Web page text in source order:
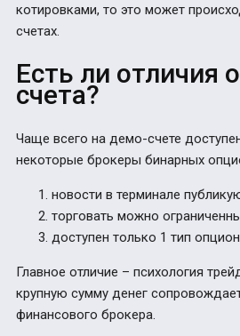
котировками, то это может
счетах.
Есть ли отличия
счета?
Чаще всего на демо-счете
некоторые брокеры бинарных
новости в терминале
торговать можно
доступен только 1 тип
Главное отличие – психология
крупную сумму денег
финансового брокера.